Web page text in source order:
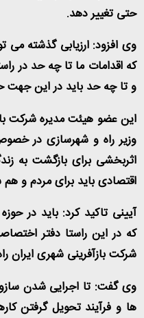
حتی تغییر دهد.
وی افزود: ارزیابی گذشته می
که اقدامات ما تا چه حد در
و تا چه حد باید در این
این عضو هیئت مدیره شرکت
وزیر راه و شهرسازی در
اثربخشی برای بازگشت به
اقتصادی باید برای مردم و
آیینی تاکید کرد: باید در
که در این راستا دفتر
شرکت بازآفرینی شهری ایران
وی گفت: تا اجرایی شدن
ها و فرآیند تحویل گرفتن